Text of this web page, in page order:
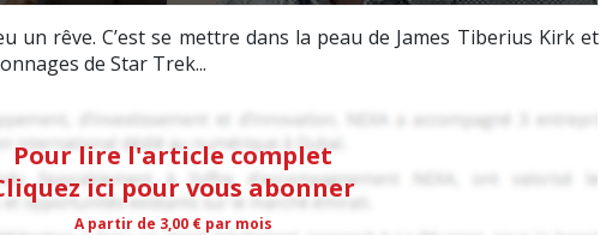
un rêve. C’est se mettre dans la peau de James Tiberius Kirk et
de Star Trek...
Pour lire l'article complet
ici pour vous abonner
A partir de 3,00 € par mois